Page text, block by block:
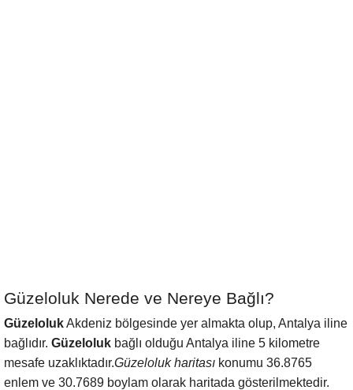
Güzeloluk Nerede ve Nereye Bağlı?
GüzelolukAkdeniz bölgesinde yer almakta olup, Antalya iline
bağlıdır. Güzeloluk bağlı olduğu Antalya iline 5 kilometre
mesafe uzaklıktadır.Güzeloluk haritası konumu 36.8765
enlem ve 30.7689 boylam olarak haritada gösterilmektedir.